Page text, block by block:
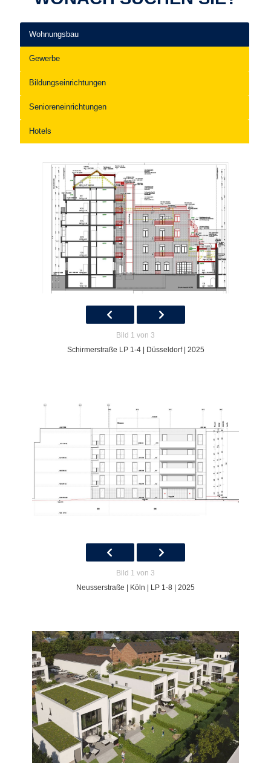
Wohnungsbau
Gewerbe
Bildungseinrichtungen
Senioreneinrichtungen
Hotels
Bild 1 von 3
Schirmerstraße LP 1-4 | Düsseldorf | 2025
Bild 1 von 3
Neusserstraße | Köln | LP 1-8 | 2025